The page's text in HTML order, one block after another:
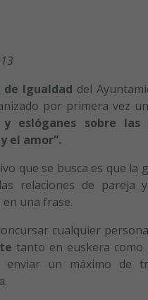
de Igualdad del
por primera vez
y eslóganes sobre las
el amor”.
que se busca es que la
relaciones de pareja
en una frase.
cualquier
tanto en euskera como
enviar un máximo de